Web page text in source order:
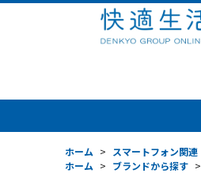
ホーム > スマートフォン関連
ホーム > ブランドから探す >